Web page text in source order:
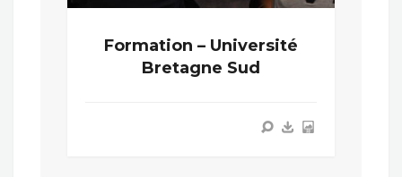
Formation – Université
Bretagne Sud